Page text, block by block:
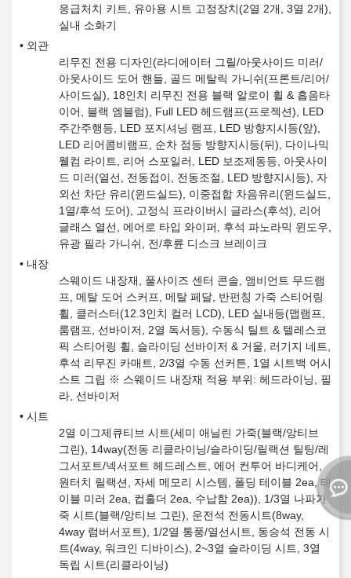
응급처치 키트, 유아용 시트 고정장치(2열 2개, 3열 2개),
실내 소화기
외관
리무진 전용 디자인(라디에이터 그릴/아웃사이드 미러/
아웃사이드 도어 핸들, 골드 메탈릭 가니쉬(프론트/리어/
사이드실), 18인치 리무진 전용 블랙 알로이 휠 & 흡음타
이어, 블랙 엠블럼), Full LED 헤드램프(프로젝션), LED
주간주행등, LED 포지셔닝 램프, LED 방향지시등(앞),
LED 리어콤비램프, 순차 점등 방향지시등(뒤), 다이나믹
웰컴 라이트, 리어 스포일러, LED 보조제동등, 아웃사이
드 미러(열선, 전동접이, 전동조절, LED 방향지시등), 자
외선 차단 유리(윈드실드), 이중접합 차음유리(윈드실드,
1열/후석 도어), 고정식 프라이버시 글라스(후석), 리어
글래스 열선, 에어로 타입 와이퍼, 후석 파노라믹 윈도우,
유광 필라 가니쉬, 전/후륜 디스크 브레이크
내장
스웨이드 내장재, 풀사이즈 센터 콘솔, 앰비언트 무드램
프, 메탈 도어 스커프, 메탈 페달, 반펀칭 가죽 스티어링
휠, 클러스터(12.3인치 컬러 LCD), LED 실내등(맵램프,
룸램프, 선바이저, 2열 독서등), 수동식 틸트 & 텔레스코
픽 스티어링 휠, 슬라이딩 선바이저 & 거울, 러기지 네트,
후석 리무진 카매트, 2/3열 수동 선커튼, 1열 시트백 어시
스트 그립 ※ 스웨이드 내장재 적용 부위: 헤드라이닝, 필
라, 선바이저
시트
2열 이그제큐티브 시트(세미 애닐린 가죽(블랙/앙티브
그린), 14way(전동 리클라이닝/슬라이딩/릴랙션 틸팅/레
그서포트/넥서포트 헤드레스트, 에어 컨투어 바디케어,
원터치 릴랙션, 자세 메모리 시스템, 폴딩 테이블 2ea, 테
이블 미러 2ea, 컵홀더 2ea, 수납함 2ea)), 1/3열 나파가
죽 시트(블랙/앙티브 그린), 운전석 전동시트(8way,
4way 럼버서포트), 1/2열 통풍/열선시트, 동승석 전동 시
트(4way, 워크인 디바이스), 2~3열 슬라이딩 시트, 3열
독립 시트(리클라이닝)